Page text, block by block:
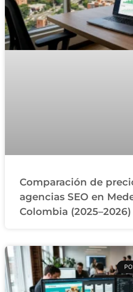
Comparación de
agencias SEO en
Colombia (2025–2026)